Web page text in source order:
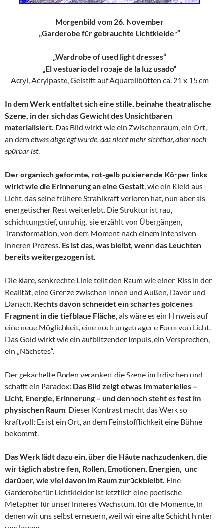
Morgenbild vom 26. November
„Garderobe für gebrauchte Lichtkleider“
„Wardrobe of used light dresses“
„El vestuario del ropaje de la luz usado“
Acryl, Acrylpaste, Gelstift auf Aquarellbütten ca. 21 x 15 cm
In dem Werk entfaltet sich eine stille, beinahe theatralische
Szene, in der sich das Gewicht des Unsichtbaren
materialisiert. Das Bild wirkt wie ein Zwischenraum, ein Ort,
an demetwas abgelegt wurde, das nicht mehr sichtbar, aber noch
spürbar ist.
Der organisch geformte, rot-gelb pulsierende Körper links
wirkt wie die Erinnerung an eine Gestalt , wie ein Kleid aus
Licht, das seine frühere Strahlkraft verloren hat, nun aber als
energetischer Rest weiterlebt. Die Struktur ist rau,
schichtungstief, unruhig, sie erzählt von Übergängen,
Transformation, von dem Moment nach einem intensiven
inneren Prozess. Es ist das, was bleibt, wenn das Leuchten
bereits weitergezogen ist.
Die klare, senkrechte Linie teilt den Raum wie einen Riss in der
Realität, eine Grenze zwischen Innen und Außen, Davor und
Danach. Rechts davon schneidet ein scharfes goldenes
Fragment in die tiefblaue Fläche , als wäre es ein Hinweis auf
eine neue Möglichkeit, eine noch ungetragene Form von Licht.
Das Gold wirkt wie ein aufblitzender Impuls, ein Versprechen,
ein „Nächstes“.
Der gekachelte Boden verankert die Szene im Irdischen und
schafft ein Paradox: Das Bild zeigt etwas Immaterielles –
Licht, Energie, Erinnerung – und dennoch steht es fest im
physischen Raum. Dieser Kontrast macht das Werk so
kraftvoll: Es ist ein Ort, an dem Feinstofflichkeit eine Bühne
bekommt.
Das Werk lädt dazu ein, über die Häute nachzudenken, die
wir täglich abstreifen, Rollen, Emotionen, Energien, und
darüber, wie viel davon im Raum zurückbleibt. Eine
Garderobe für Lichtkleider ist letztlich eine poetische
Metapher für unser inneres Wachstum, für die Momente, in
denen wir uns selbst erneuern, weil wir eine alte Schicht hinter